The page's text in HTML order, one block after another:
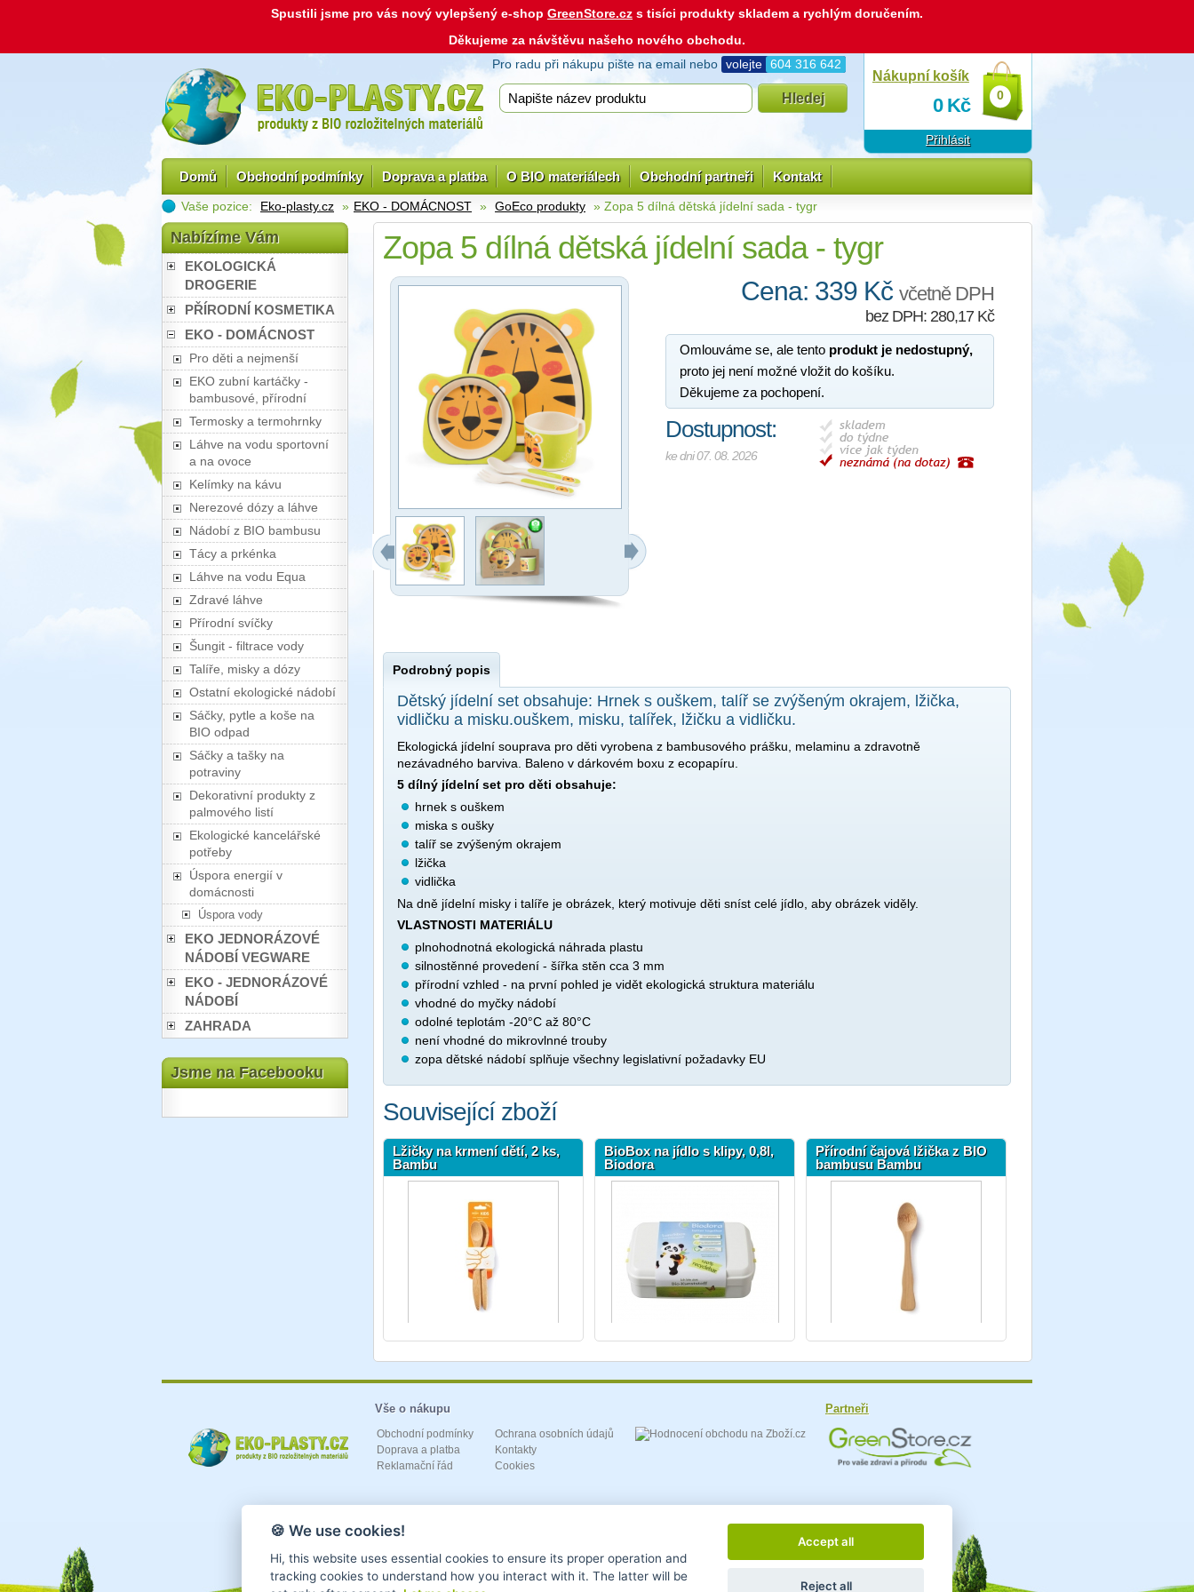
Spustili jsme pro vás nový vylepšený e-shop GreenStore.cz s tisíci produkty skladem a rychlým doručením.
Děkujeme za návštěvu našeho nového obchodu.
Pro radu při nákupu pište na email nebo volejte 604 316 642
Nákupní košík
0
0Kč
Přihlásit
Domů Obchodní podmínky Doprava a platba O BIO materiálech Obchodní partneři Kontakt
Vaše pozice: Eko-plasty.cz » EKO - DOMÁCNOST » GoEco produkty » Zopa 5 dílná dětská jídelní sada - tygr
Nabízíme Vám
EKOLOGICKÁ
DROGERIE
PŘÍRODNÍ KOSMETIKA
EKO - DOMÁCNOST
Pro děti a nejmenší
EKO zubní kartáčky -
bambusové, přírodní
Termosky a termohrnky
Láhve na vodu sportovní
a na ovoce
Kelímky na kávu
Nerezové dózy a láhve
Nádobí z BIO bambusu
Tácy a prkénka
Láhve na vodu Equa
Zdravé láhve
Přírodní svíčky
Šungit - filtrace vody
Talíře, misky a dózy
Ostatní ekologické nádobí
Sáčky, pytle a koše na
BIO odpad
Sáčky a tašky na
potraviny
Dekorativní produkty z
palmového listí
Ekologické kancelářské
potřeby
Úspora energií v
domácnosti
Úspora vody
EKO JEDNORÁZOVÉ
NÁDOBÍ VEGWARE
EKO - JEDNORÁZOVÉ
NÁDOBÍ
ZAHRADA
Jsme na Facebooku
Zopa 5 dílná dětská jídelní sada - tygr
Cena: 339 Kč včetně DPH
bez DPH: 280,17 Kč
Omlouváme se, ale tento produkt je nedostupný,
proto jej není možné vložit do košíku.
Děkujeme za pochopení.
Dostupnost:
ke dni 07. 08. 2026
Podrobný popis
Dětský jídelní set obsahuje: Hrnek s ouškem, talíř se zvýšeným okrajem, lžička,
vidličku a misku.ouškem, misku, talířek, lžičku a vidličku.
Ekologická jídelní souprava pro děti vyrobena z bambusového prášku, melaminu a zdravotně
nezávadného barviva. Baleno v dárkovém boxu z ecopapíru.
5 dílný jídelní set pro děti obsahuje:
hrnek s ouškem
miska s oušky
talíř se zvýšeným okrajem
lžička
vidlička
Na dně jídelní misky i talíře je obrázek, který motivuje děti sníst celé jídlo, aby obrázek viděly.
VLASTNOSTI MATERIÁLU
plnohodnotná ekologická náhrada plastu
silnostěnné provedení - šířka stěn cca 3 mm
přírodní vzhled - na první pohled je vidět ekologická struktura materiálu
vhodné do myčky nádobí
odolné teplotám -20°C až 80°C
není vhodné do mikrovlnné trouby
zopa dětské nádobí splňuje všechny legislativní požadavky EU
Související zboží
Lžičky na krmení dětí, 2 ks,
Bambu
BioBox na jídlo s klipy, 0,8l,
Biodora
Přírodní čajová lžička z BIO
bambusu Bambu
Vše o nákupu
Obchodní podmínky
Doprava a platba
Reklamační řád
Ochrana osobních údajů
Kontakty
Cookies
Partneři
🍪 We use cookies!
Hi, this website uses essential cookies to ensure its proper operation and
tracking cookies to understand how you interact with it. The latter will be
Accept all
Reject all